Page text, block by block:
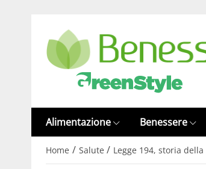
Alimentazione Benessere
Home / Salute / Legge 194, storia